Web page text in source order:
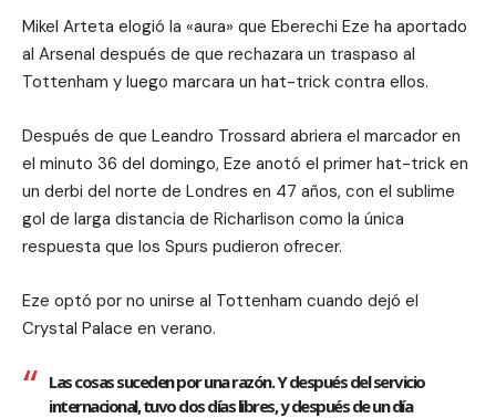
Mikel Arteta elogió la «aura» que Eberechi Eze ha aportado
al Arsenal después de que rechazara un traspaso al
Tottenham y luego marcara un hat-trick contra ellos.
Después de que Leandro Trossard abriera el marcador en
el minuto 36 del domingo, Eze anotó el primer hat-trick en
un derbi del norte de Londres en 47 años, con el sublime
gol de larga distancia de Richarlison como la única
respuesta que los Spurs pudieron ofrecer.
Eze optó por no unirse al Tottenham cuando dejó el
Crystal Palace en verano.
Las cosas suceden por una razón. Y después del servicio
internacional, tuvo dos días libres, y después de un día